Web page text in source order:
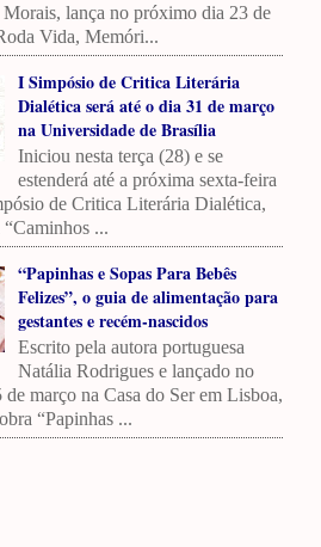
Morais, lança no próximo dia 23 de
Vida, Memóri...
I Simpósio de Critica Literária
Dialética será até o dia 31 de março
na Universidade de Brasília
Iniciou nesta terça (28) e se
estenderá até a próxima sexta-feira
de Critica Literária Dialética,
...
“Papinhas e Sopas Para Bebês
Felizes”, o guia de alimentação para
gestantes e recém-nascidos
Escrito pela autora portuguesa
Natália Rodrigues e lançado no
março na Casa do Ser em Lisboa,
“Papinhas ...